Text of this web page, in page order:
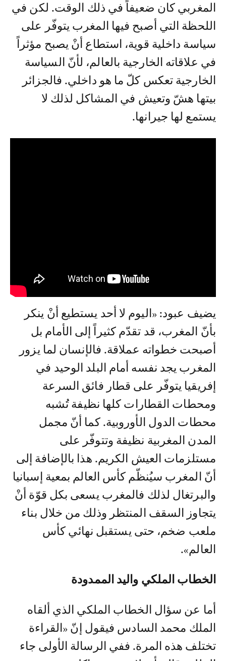
المغربي كان ضعيفاً في ذلك الوقت. لكن في
اللحظة التي أصبح فيها المغرب يتوفّر على
سياسة داخلية قوية، استطاع أنْ يصبح مؤثراً
في علاقاته الخارجية بالعالم، لأنّ السياسة
الخارجية تعكس كلّ ما هو داخلي. فالجزائر
بيتها هشّ وتعيش في المشاكل لذلك لا
يستمع لها جيرانها.
يضيف عبود: «اليوم لا أحد يستطيع أنْ ينكر
بأنّ المغرب، قد تقدّم كثيراً إلى الأمام بل
أصبحت خطواته عملاقة. فالإنسان لما يزور
المغرب يجد نفسه أمام البلد الوحيد في
إفريقيا يتوفّر على قطار فائق السرعة
ومحطات القطارات كلها نظيفة تُشبه
محطات الدول الأوروبية. كما أنّ مجمل
المدن المغربية نظيفة وتتوفّر على
مستلزمات العيش الكريم. هذا بالإضافة إلى
أنّ المغرب سيُنظّم كأس العالم بمعية إسبانيا
والبرتغال لذلك فالمغرب يسعى بكل قوّة أنْ
يتجاوز السقف المنتظر وذلك من خلال بناء
ملعب ضخم، حتى يستقبل نهائي كأس
العالم».
الخطاب الملكي واليد الممدودة
أما عن سؤال الخطاب الملكي الذي ألقاه
الملك محمد السادس فيقول إنّ «القراءة
تختلف هذه المرة. ففي الرسالة الأولى جاء